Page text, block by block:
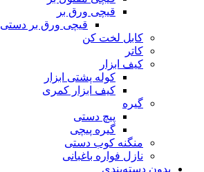
قیچی ورق بر
قیچی ورق بر دستی
کابل لخت کن
کاتر
کیف ابزار
کوله پشتی ابزار
کیف ابزار کمری
گیره
پیچ دستی
گیره پیچی
منگنه کوب دستی
نازل فواره باغبانی
بدون دسته‌بندی